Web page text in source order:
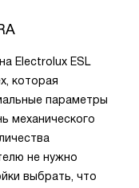
Electrolux ESL
которая
параметры
механического
не нужно
выбрать, что